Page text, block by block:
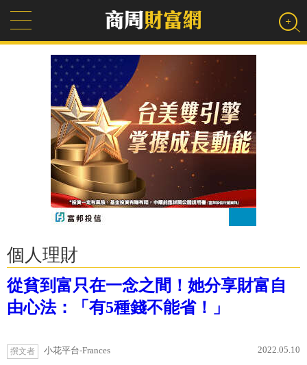
個人理財
從貧到富只在一念之間！她分享財富自
由心法：「有5種錢不能省！」
撰文者 小花平台-Frances 2022.05.10